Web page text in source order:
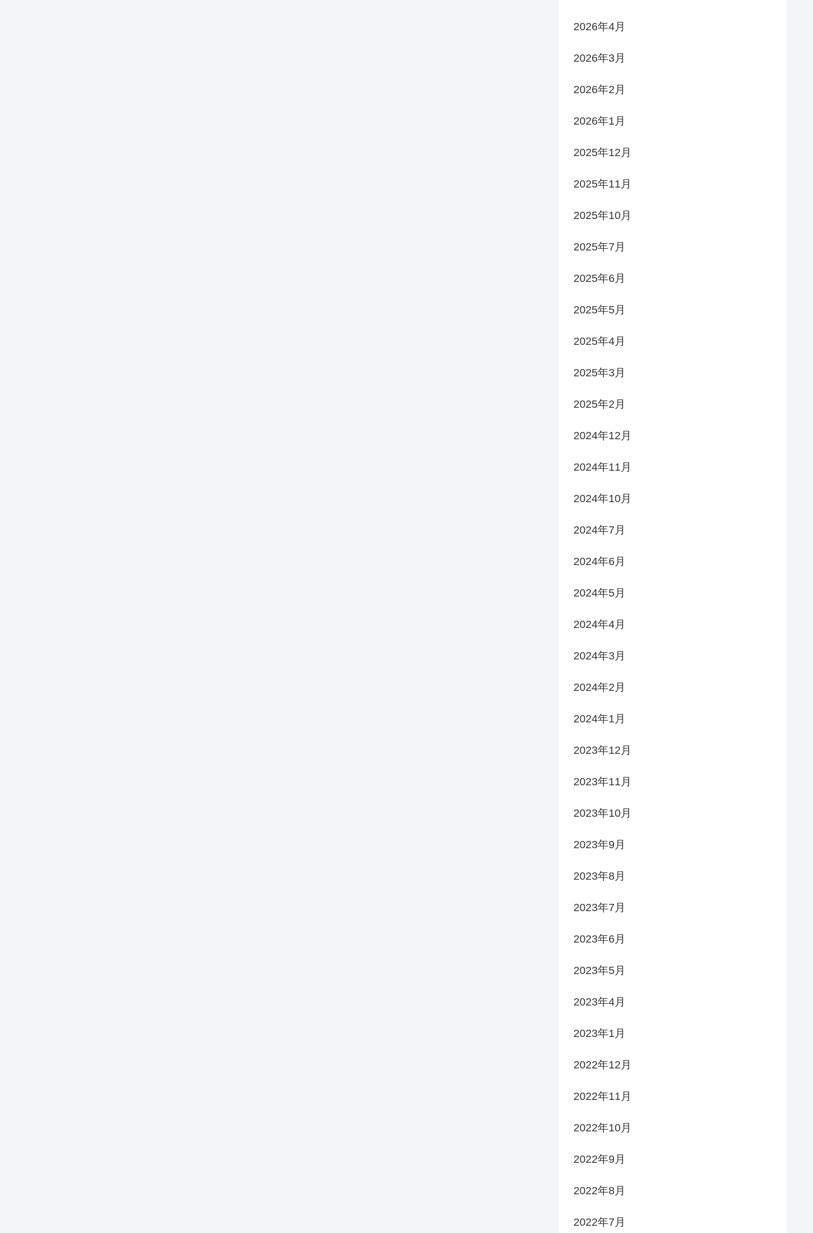
2026年4月
2026年3月
2026年2月
2026年1月
2025年12月
2025年11月
2025年10月
2025年7月
2025年6月
2025年5月
2025年4月
2025年3月
2025年2月
2024年12月
2024年11月
2024年10月
2024年7月
2024年6月
2024年5月
2024年4月
2024年3月
2024年2月
2024年1月
2023年12月
2023年11月
2023年10月
2023年9月
2023年8月
2023年7月
2023年6月
2023年5月
2023年4月
2023年1月
2022年12月
2022年11月
2022年10月
2022年9月
2022年8月
2022年7月